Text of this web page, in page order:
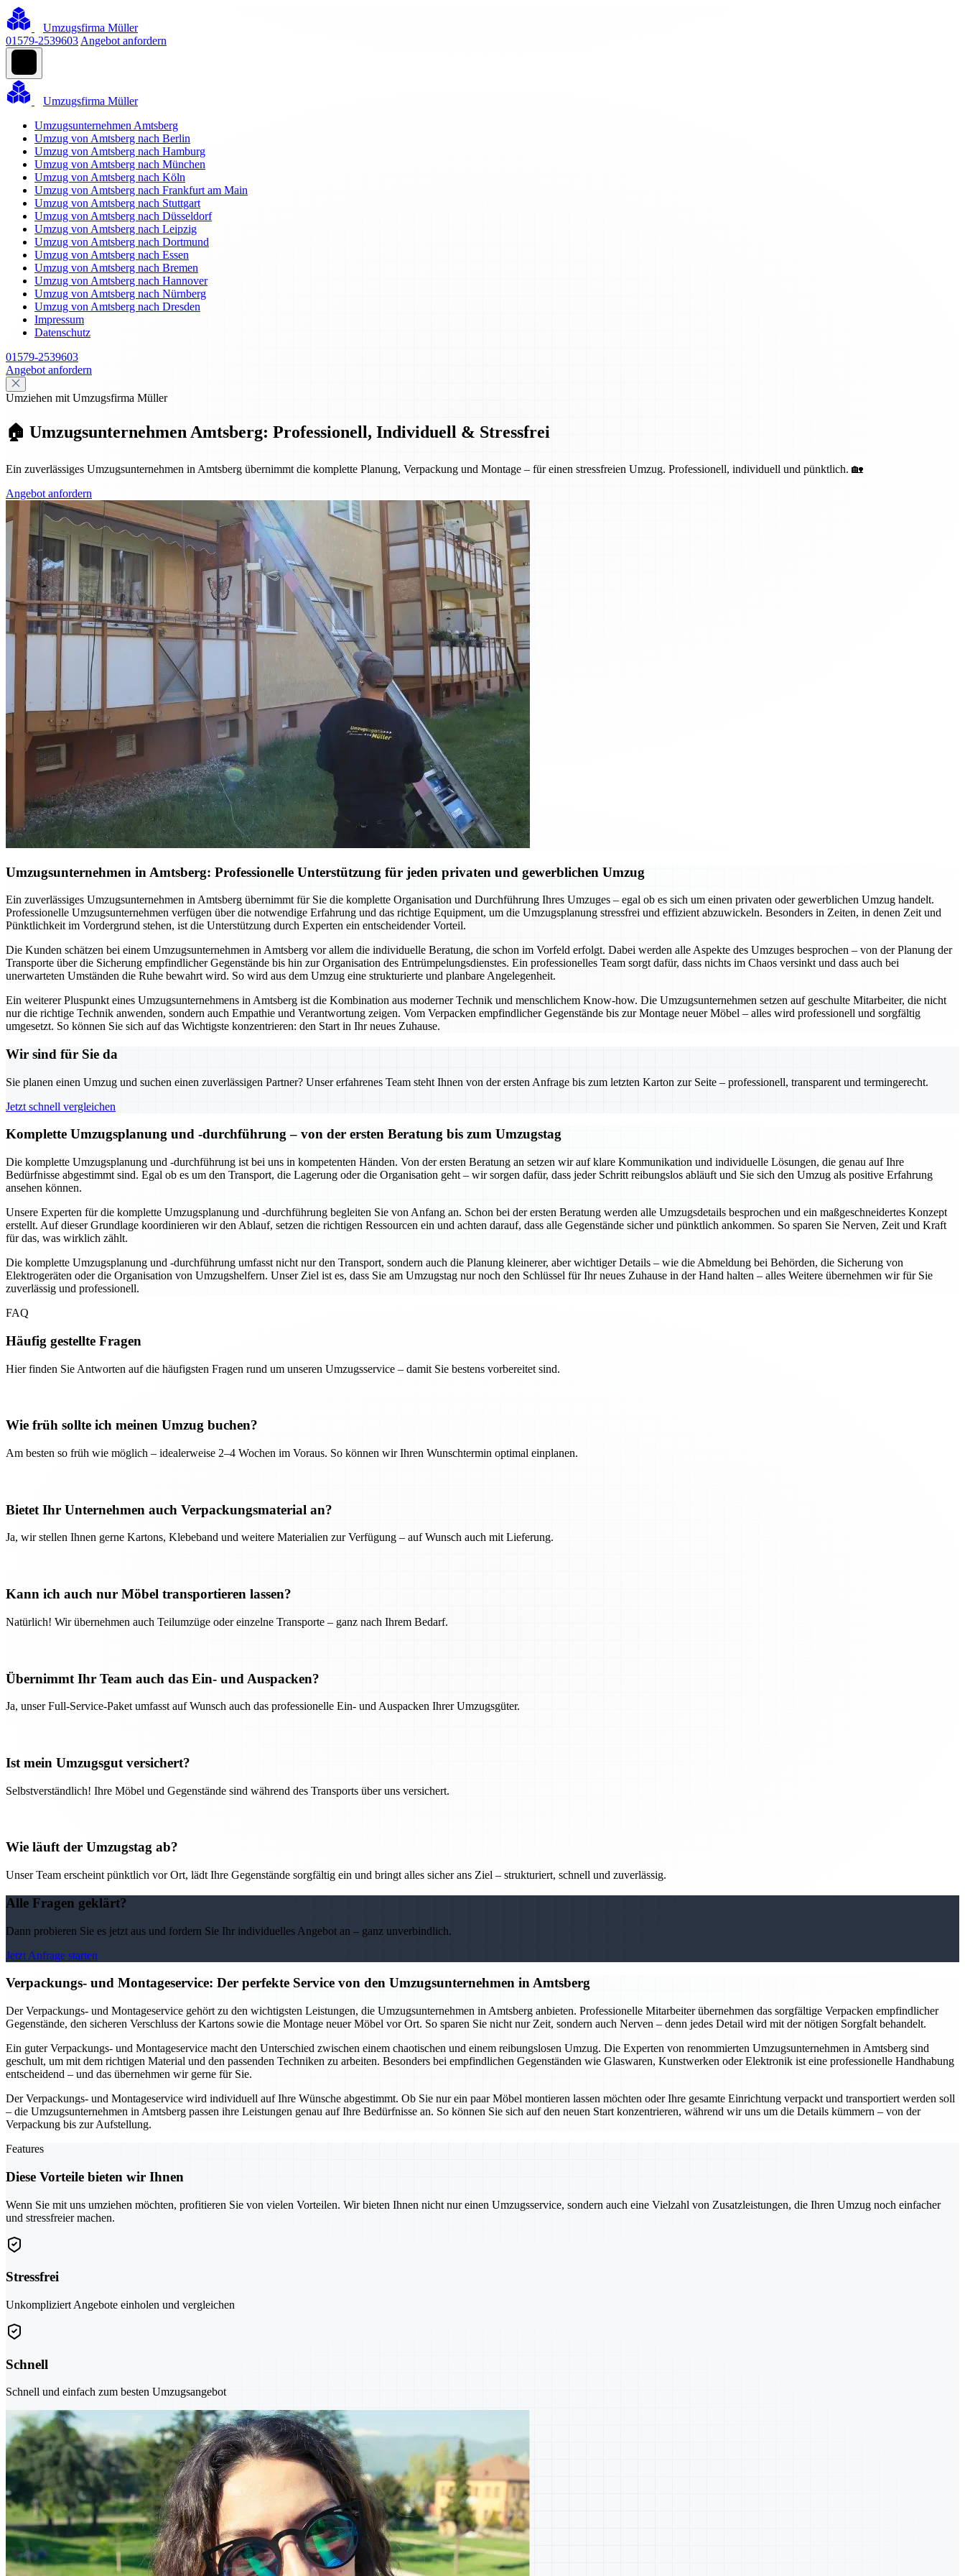
Umzugsfirma Müller
01579-2539603 Angebot anfordern
Umzugsfirma Müller
Umzugsunternehmen Amtsberg
Umzug von Amtsberg nach Berlin
Umzug von Amtsberg nach Hamburg
Umzug von Amtsberg nach München
Umzug von Amtsberg nach Köln
Umzug von Amtsberg nach Frankfurt am Main
Umzug von Amtsberg nach Stuttgart
Umzug von Amtsberg nach Düsseldorf
Umzug von Amtsberg nach Leipzig
Umzug von Amtsberg nach Dortmund
Umzug von Amtsberg nach Essen
Umzug von Amtsberg nach Bremen
Umzug von Amtsberg nach Hannover
Umzug von Amtsberg nach Nürnberg
Umzug von Amtsberg nach Dresden
Impressum
Datenschutz
01579-2539603
Angebot anfordern
Umziehen mit Umzugsfirma Müller
🏠 Umzugsunternehmen Amtsberg: Professionell, Individuell & Stressfrei
Ein zuverlässiges Umzugsunternehmen in Amtsberg übernimmt die komplette Planung, Verpackung und Montage – für einen stressfreien Umzug. Professionell, individuell und pünktlich. 🏡
Angebot anfordern
Umzugsunternehmen in Amtsberg: Professionelle Unterstützung für jeden privaten und gewerblichen Umzug
Ein zuverlässiges Umzugsunternehmen in Amtsberg übernimmt für Sie die komplette Organisation und Durchführung Ihres Umzuges – egal ob es sich um einen privaten oder gewerblichen Umzug handelt.
Professionelle Umzugsunternehmen verfügen über die notwendige Erfahrung und das richtige Equipment, um die Umzugsplanung stressfrei und effizient abzuwickeln. Besonders in Zeiten, in denen Zeit und
Pünktlichkeit im Vordergrund stehen, ist die Unterstützung durch Experten ein entscheidender Vorteil.
Die Kunden schätzen bei einem Umzugsunternehmen in Amtsberg vor allem die individuelle Beratung, die schon im Vorfeld erfolgt. Dabei werden alle Aspekte des Umzuges besprochen – von der Planung der
Transporte über die Sicherung empfindlicher Gegenstände bis hin zur Organisation des Entrümpelungsdienstes. Ein professionelles Team sorgt dafür, dass nichts im Chaos versinkt und dass auch bei
unerwarteten Umständen die Ruhe bewahrt wird. So wird aus dem Umzug eine strukturierte und planbare Angelegenheit.
Ein weiterer Pluspunkt eines Umzugsunternehmens in Amtsberg ist die Kombination aus moderner Technik und menschlichem Know-how. Die Umzugsunternehmen setzen auf geschulte Mitarbeiter, die nicht
nur die richtige Technik anwenden, sondern auch Empathie und Verantwortung zeigen. Vom Verpacken empfindlicher Gegenstände bis zur Montage neuer Möbel – alles wird professionell und sorgfältig
umgesetzt. So können Sie sich auf das Wichtigste konzentrieren: den Start in Ihr neues Zuhause.
Wir sind für Sie da
Sie planen einen Umzug und suchen einen zuverlässigen Partner? Unser erfahrenes Team steht Ihnen von der ersten Anfrage bis zum letzten Karton zur Seite – professionell, transparent und termingerecht.
Jetzt schnell vergleichen
Komplette Umzugsplanung und -durchführung – von der ersten Beratung bis zum Umzugstag
Die komplette Umzugsplanung und -durchführung ist bei uns in kompetenten Händen. Von der ersten Beratung an setzen wir auf klare Kommunikation und individuelle Lösungen, die genau auf Ihre
Bedürfnisse abgestimmt sind. Egal ob es um den Transport, die Lagerung oder die Organisation geht – wir sorgen dafür, dass jeder Schritt reibungslos abläuft und Sie sich den Umzug als positive Erfahrung
ansehen können.
Unsere Experten für die komplette Umzugsplanung und -durchführung begleiten Sie von Anfang an. Schon bei der ersten Beratung werden alle Umzugsdetails besprochen und ein maßgeschneidertes Konzept
erstellt. Auf dieser Grundlage koordinieren wir den Ablauf, setzen die richtigen Ressourcen ein und achten darauf, dass alle Gegenstände sicher und pünktlich ankommen. So sparen Sie Nerven, Zeit und Kraft
für das, was wirklich zählt.
Die komplette Umzugsplanung und -durchführung umfasst nicht nur den Transport, sondern auch die Planung kleinerer, aber wichtiger Details – wie die Abmeldung bei Behörden, die Sicherung von
Elektrogeräten oder die Organisation von Umzugshelfern. Unser Ziel ist es, dass Sie am Umzugstag nur noch den Schlüssel für Ihr neues Zuhause in der Hand halten – alles Weitere übernehmen wir für Sie
zuverlässig und professionell.
FAQ
Häufig gestellte Fragen
Hier finden Sie Antworten auf die häufigsten Fragen rund um unseren Umzugsservice – damit Sie bestens vorbereitet sind.
Wie früh sollte ich meinen Umzug buchen?
Am besten so früh wie möglich – idealerweise 2–4 Wochen im Voraus. So können wir Ihren Wunschtermin optimal einplanen.
Bietet Ihr Unternehmen auch Verpackungsmaterial an?
Ja, wir stellen Ihnen gerne Kartons, Klebeband und weitere Materialien zur Verfügung – auf Wunsch auch mit Lieferung.
Kann ich auch nur Möbel transportieren lassen?
Natürlich! Wir übernehmen auch Teilumzüge oder einzelne Transporte – ganz nach Ihrem Bedarf.
Übernimmt Ihr Team auch das Ein- und Auspacken?
Ja, unser Full-Service-Paket umfasst auf Wunsch auch das professionelle Ein- und Auspacken Ihrer Umzugsgüter.
Ist mein Umzugsgut versichert?
Selbstverständlich! Ihre Möbel und Gegenstände sind während des Transports über uns versichert.
Wie läuft der Umzugstag ab?
Unser Team erscheint pünktlich vor Ort, lädt Ihre Gegenstände sorgfältig ein und bringt alles sicher ans Ziel – strukturiert, schnell und zuverlässig.
Alle Fragen geklärt?
Dann probieren Sie es jetzt aus und fordern Sie Ihr individuelles Angebot an – ganz unverbindlich.
Jetzt Anfrage starten
Verpackungs- und Montageservice: Der perfekte Service von den Umzugsunternehmen in Amtsberg
Der Verpackungs- und Montageservice gehört zu den wichtigsten Leistungen, die Umzugsunternehmen in Amtsberg anbieten. Professionelle Mitarbeiter übernehmen das sorgfältige Verpacken empfindlicher
Gegenstände, den sicheren Verschluss der Kartons sowie die Montage neuer Möbel vor Ort. So sparen Sie nicht nur Zeit, sondern auch Nerven – denn jedes Detail wird mit der nötigen Sorgfalt behandelt.
Ein guter Verpackungs- und Montageservice macht den Unterschied zwischen einem chaotischen und einem reibungslosen Umzug. Die Experten von renommierten Umzugsunternehmen in Amtsberg sind
geschult, um mit dem richtigen Material und den passenden Techniken zu arbeiten. Besonders bei empfindlichen Gegenständen wie Glaswaren, Kunstwerken oder Elektronik ist eine professionelle Handhabung
entscheidend – und das übernehmen wir gerne für Sie.
Der Verpackungs- und Montageservice wird individuell auf Ihre Wünsche abgestimmt. Ob Sie nur ein paar Möbel montieren lassen möchten oder Ihre gesamte Einrichtung verpackt und transportiert werden soll
– die Umzugsunternehmen in Amtsberg passen ihre Leistungen genau auf Ihre Bedürfnisse an. So können Sie sich auf den neuen Start konzentrieren, während wir uns um die Details kümmern – von der
Verpackung bis zur Aufstellung.
Features
Diese Vorteile bieten wir Ihnen
Wenn Sie mit uns umziehen möchten, profitieren Sie von vielen Vorteilen. Wir bieten Ihnen nicht nur einen Umzugsservice, sondern auch eine Vielzahl von Zusatzleistungen, die Ihren Umzug noch einfacher
und stressfreier machen.
Stressfrei
Unkompliziert Angebote einholen und vergleichen
Schnell
Schnell und einfach zum besten Umzugsangebot